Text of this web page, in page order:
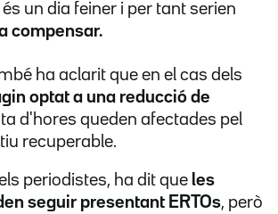
és un dia feiner i per tant serien
compensar.
ha aclarit que en el cas dels
optat a una reducció de
d'hores queden afectades pel
recuperable.
periodistes, ha dit que les
seguir presentant ERTOs, però